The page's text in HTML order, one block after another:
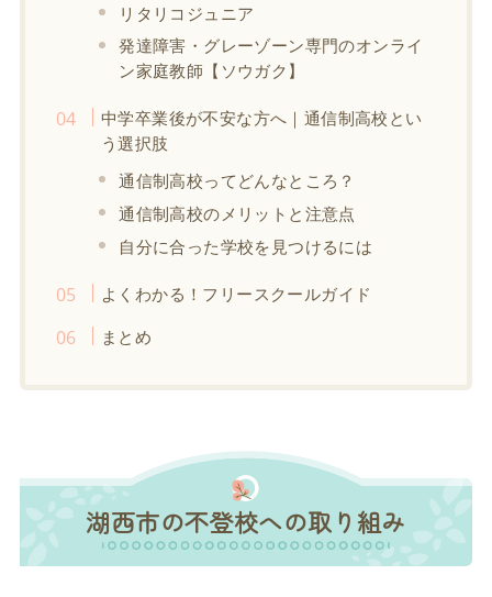
リタリコジュニア
発達障害・グレーゾーン専門のオンライ
ン家庭教師【ソウガク】
中学卒業後が不安な方へ｜通信制高校とい
う選択肢
通信制高校ってどんなところ？
通信制高校のメリットと注意点
自分に合った学校を見つけるには
よくわかる！フリースクールガイド
まとめ
湖西市の不登校への取り組み